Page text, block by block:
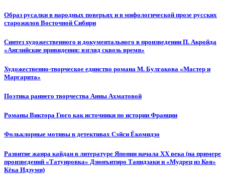
Образ русалки в народных поверьях и в мифологической прозе русских
старожилов Восточной Сибири
Синтез художественного и документального в произведении П. Акройда
«Английские привидения: взгляд сквозь время»
Художественно-творческое единство романа М. Булгакова «Мастер и
Маргарита»
Поэтика раннего творчества Анны Ахматовой
Романы Виктора Гюго как источники по истории Франции
Фольклорные мотивы в детективах Сэйси Ёкомидзо
Развитие жанра кайдан в литературе Японии начала XX века (на примере
произведений «Татуировка» Дзюнъитиро Танидзаки и «Мудрец из Коя»
Кёка Идзуми)